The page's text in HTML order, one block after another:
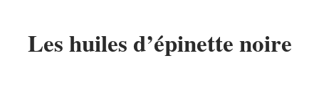
Les huiles d’épinette noire